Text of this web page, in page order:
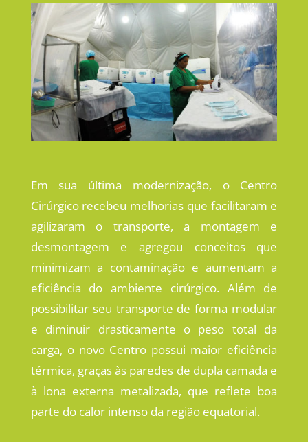
Em sua última modernização, o Centro
Cirúrgico recebeu melhorias que facilitaram e
agilizaram o transporte, a montagem e
desmontagem e agregou conceitos que
minimizam a contaminação e aumentam a
eficiência do ambiente cirúrgico. Além de
possibilitar seu transporte de forma modular
e diminuir drasticamente o peso total da
carga, o novo Centro possui maior eficiência
térmica, graças às paredes de dupla camada e
à lona externa metalizada, que reflete boa
parte do calor intenso da região equatorial.